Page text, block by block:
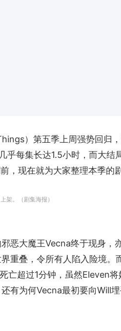
）第五季上周强势回归
乎每集长达1.5小时，而大
，现在就为大家整理本季的
架。（剧集海报）
恶大魔王Vecna终于现身，
重叠，令所有人陷入险境
亡超过1分钟，虽然Eleven
有为何Vecna最初要向Will埋